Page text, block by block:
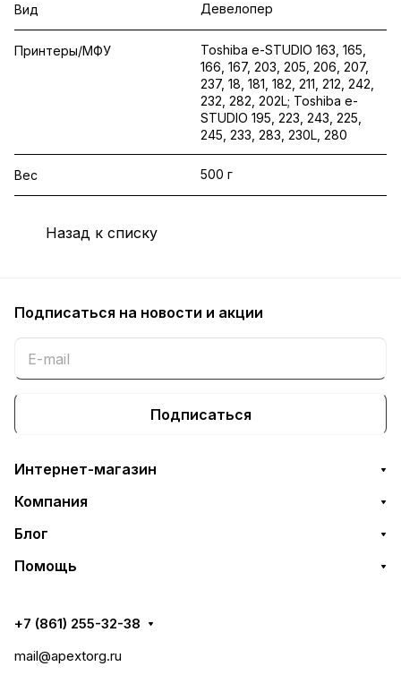
Вид Девелопер
Принтеры/МФУ
Toshiba e-STUDIO 163, 165,
166, 167, 203, 205, 206, 207,
237, 18, 181, 182, 211, 212, 242,
232, 282, 202L; Toshiba e-
STUDIO 195, 223, 243, 225,
245, 233, 283, 230L, 280
Вес 500 г
Назад к списку
Подписаться на новости и акции
Подписаться
Интернет-магазин
Компания
Блог
Помощь
+7 (861) 255-32-38
mail@apextorg.ru